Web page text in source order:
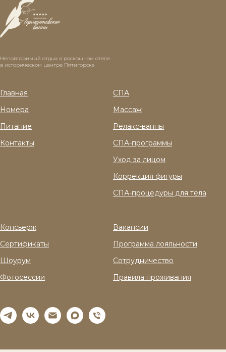
Неповторимый отдых в роскошном отеле
в историческом центре Пятигорска
Главная
Номера
Питание
Контакты
СПА
Массаж
Релакс-ванны
СПА-программы
Уход за лицом
Коррекция фигуры
СПА-процедуры для тела
Консьерж
Сертификаты
Шоурум
Фотосессии
Вакансии
Программа лояльности
Сотрудничество
Правила проживания